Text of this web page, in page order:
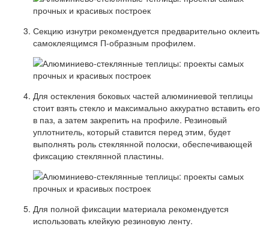
Секцию изнутри рекомендуется предварительно оклеить
самоклеящимся П-образным профилем.
Для остекления боковых частей алюминиевой теплицы
стоит взять стекло и максимально аккуратно вставить его
в паз, а затем закрепить на профиле. Резиновый
уплотнитель, который ставится перед этим, будет
выполнять роль стеклянной полоски, обеспечивающей
фиксацию стеклянной пластины.
Для полной фиксации материала рекомендуется
использовать клейкую резиновую ленту.